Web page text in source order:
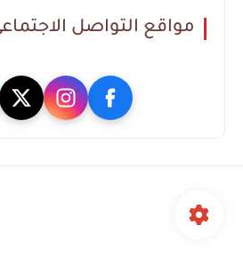
مواقع التواصل